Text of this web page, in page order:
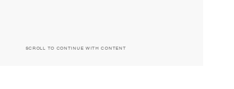
SCROLL TO CONTINUE WITH CONTENT